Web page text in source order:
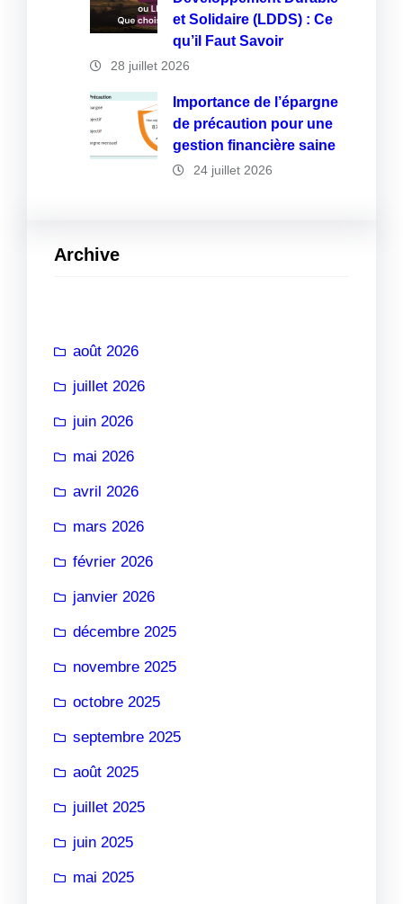
et Solidaire (LDDS) : Ce
qu’il Faut Savoir
28 juillet 2026
Importance de l’épargne
de précaution pour une
gestion financière saine
24 juillet 2026
Archive
août 2026
juillet 2026
juin 2026
mai 2026
avril 2026
mars 2026
février 2026
janvier 2026
décembre 2025
novembre 2025
octobre 2025
septembre 2025
août 2025
juillet 2025
juin 2025
mai 2025